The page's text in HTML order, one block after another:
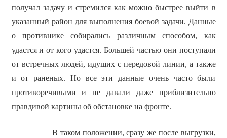
получал задачу и стремился как можно быстрее выйти в
указанный район для выполнения боевой задачи. Данные
о противнике собирались различным способом, как
удастся и от кого удастся. Большей частью они поступали
от встречных людей, идущих с передовой линии, а также
и от раненых. Но все эти данные очень часто были
противоречивыми и не давали даже приблизительно
правдивой картины об обстановке на фронте.
В таком положении, сразу же после выгрузки,